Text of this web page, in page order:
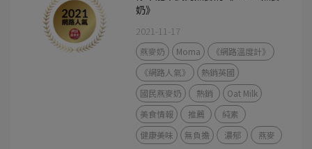
奶》
2021-11-17
燕麥奶 Moma
《網路溫度計》
《網路人氣》
熱銷英國
國民燕麥奶
熱銷
Oat Milk
美食情報
推薦
純素
健康美味
無負擔 濃郁 燕麥